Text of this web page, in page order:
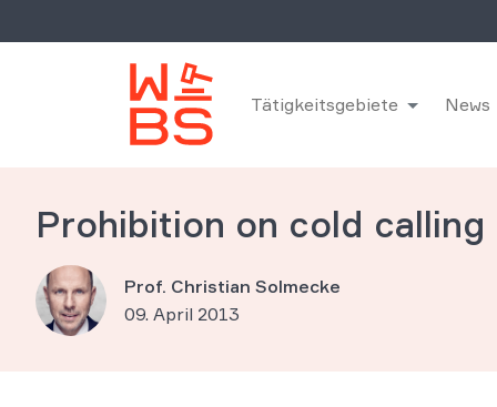
Tätigkeitsgebiete News
Prohibition on cold
Prof. Christian Solmecke
09. April 2013